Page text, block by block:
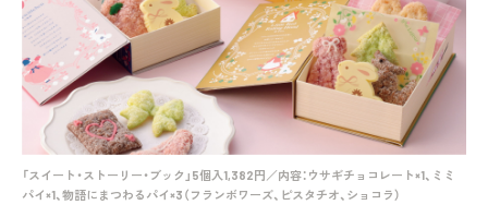
「スイート・ストーリー・ブック」5個入1,382円／内容：ウサギチョコレート×1、ミミ
パイ×1、物語にまつわるパイ×3（フランボワーズ、ピスタチオ、ショコラ）